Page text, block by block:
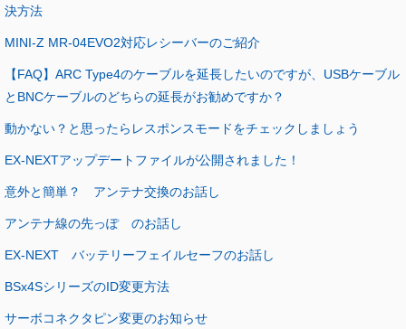
決方法
MINI-Z MR-04EVO2対応レシーバーのご紹介
【FAQ】ARC Type4のケーブルを延長したいのですが、USBケーブル
とBNCケーブルのどちらの延長がお勧めですか？
動かない？と思ったらレスポンスモードをチェックしましょう
EX-NEXTアップデートファイルが公開されました！
意外と簡単？ アンテナ交換のお話し
アンテナ線の先っぽ のお話し
EX-NEXT バッテリーフェイルセーフのお話し
BSx4SシリーズのID変更方法
サーボコネクタピン変更のお知らせ